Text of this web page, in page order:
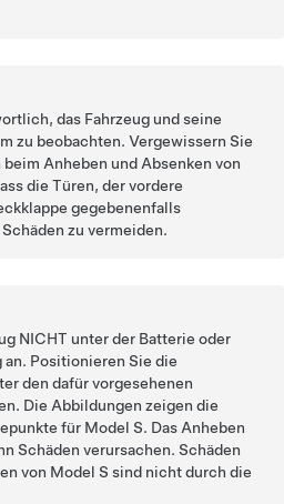
das Fahrzeug und seine
zu beobachten. Vergewissern Sie
Anheben und Absenken von
die Türen, der vordere
gegebenenfalls
zu vermeiden.
NICHT unter der Batterie oder
Positionieren Sie die
den dafür vorgesehenen
Die Abbildungen zeigen die
für Model S. Das Anheben
Schäden verursachen. Schäden
von Model S sind nicht durch die